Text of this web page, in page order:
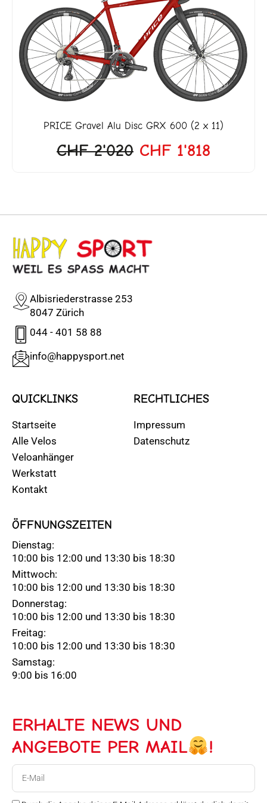
PRICE Gravel Alu Disc GRX 600 (2 x 11)
CHF2'020
war:
CHF 2'020
CHF 1'818
ist:
CHF
Albisriederstrasse 253
8047 Zürich
044 - 401 58 88
info@happysport.net
QUICKLINKS
Startseite
Alle Velos
Veloanhänger
Werkstatt
Kontakt
RECHTLICHES
Impressum
Datenschutz
ÖFFNUNGSZEITEN
Dienstag:
10:00 bis 12:00 und 13:30 bis 18:30
Mittwoch:
10:00 bis 12:00 und 13:30 bis 18:30
Donnerstag:
10:00 bis 12:00 und 13:30 bis 18:30
Freitag:
10:00 bis 12:00 und 13:30 bis 18:30
Samstag:
9:00 bis 16:00
ERHALTE NEWS UND
ANGEBOTE PER MAIL
!